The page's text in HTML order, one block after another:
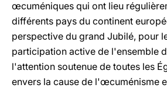
œcuméniques qui ont lieu
différents pays du continent
perspective du grand Jubilé, pour
participation active de l'ensemble
l'attention soutenue de toutes les
envers la cause de l'œcuménisme